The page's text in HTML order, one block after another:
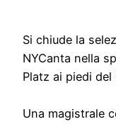
Si chiude la
NYCanta nella
Platz ai piedi del
Una magistrale